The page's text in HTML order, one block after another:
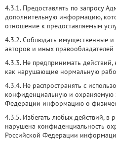
4.3.1. Предоставлять по запросу
дополнительную информацию,
отношение к предоставляемым
4.3.2. Соблюдать имущественные
авторов и иных
4.3.3. Не предпринимать действий,
как нарушающие нормальную
4.3.4. Не распространять с
конфиденциальную и охраняемую
Федерации информацию о
4.3.5. Избегать любых действий, в
нарушена конфиденциальность
Российской Федерации